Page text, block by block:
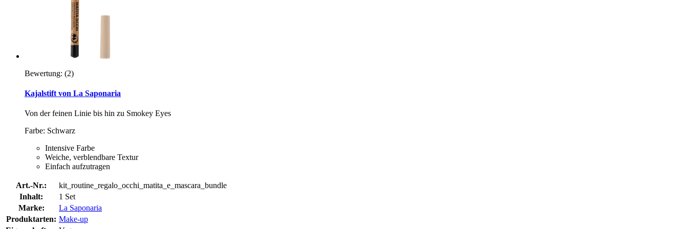
Bewertung: (2)
Kajalstift von La Saponaria
Von der feinen Linie bis hin zu Smokey Eyes
Farbe: Schwarz
Intensive Farbe
Weiche, verblendbare Textur
Einfach aufzutragen
Art.-Nr.:
kit_routine_regalo_occhi_matita_e_mascara_bundle
Inhalt:
1 Set
Marke:
La Saponaria
Produktarten: Make-up